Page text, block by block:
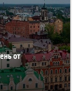
от